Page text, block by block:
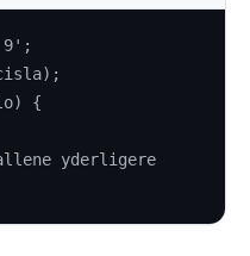
9';
{
yderligere